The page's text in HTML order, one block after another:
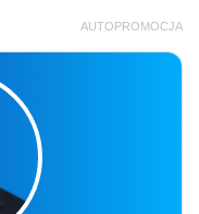
AUTOPROMOCJA